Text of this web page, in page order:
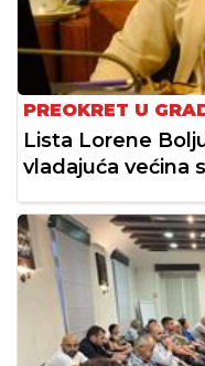
PREOKRET U
Lista Lorene
vladajuća većina